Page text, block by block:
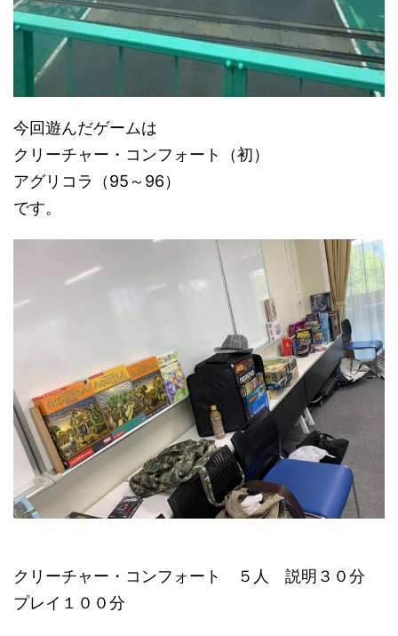
今回遊んだゲームは
クリーチャー・コンフォート（初）
アグリコラ（95～96）
です。
クリーチャー・コンフォート ５人 説明３０分
プレイ１００分